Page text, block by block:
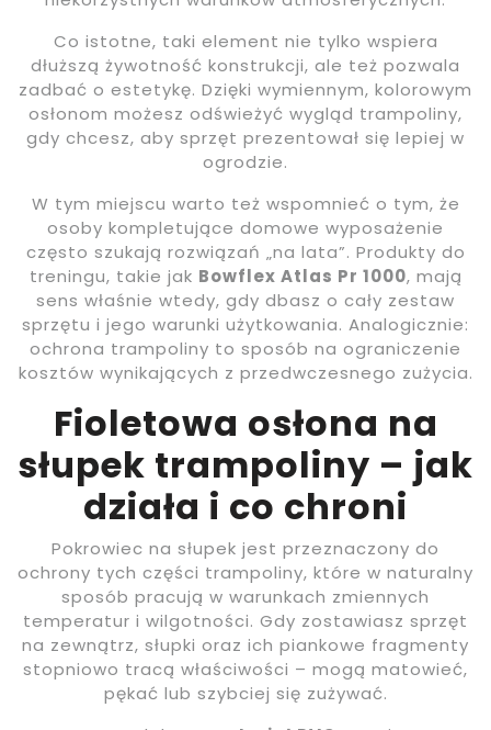
Co istotne, taki element nie tylko wspiera
dłuższą żywotność konstrukcji, ale też pozwala
zadbać o estetykę. Dzięki wymiennym, kolorowym
osłonom możesz odświeżyć wygląd trampoliny,
gdy chcesz, aby sprzęt prezentował się lepiej w
ogrodzie.
W tym miejscu warto też wspomnieć o tym, że
osoby kompletujące domowe wyposażenie
często szukają rozwiązań „na lata”. Produkty do
treningu, takie jak Bowflex Atlas Pr 1000, mają
sens właśnie wtedy, gdy dbasz o cały zestaw
sprzętu i jego warunki użytkowania. Analogicznie:
ochrona trampoliny to sposób na ograniczenie
kosztów wynikających z przedwczesnego zużycia.
Fioletowa osłona na
słupek trampoliny – jak
działa i co chroni
Pokrowiec na słupek jest przeznaczony do
ochrony tych części trampoliny, które w naturalny
sposób pracują w warunkach zmiennych
temperatur i wilgotności. Gdy zostawiasz sprzęt
na zewnątrz, słupki oraz ich piankowe fragmenty
stopniowo tracą właściwości – mogą matowieć,
pękać lub szybciej się zużywać.